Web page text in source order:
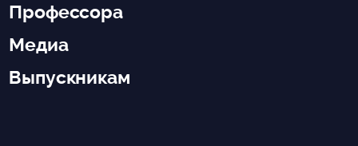
Профессора
Медиа
Выпускникам